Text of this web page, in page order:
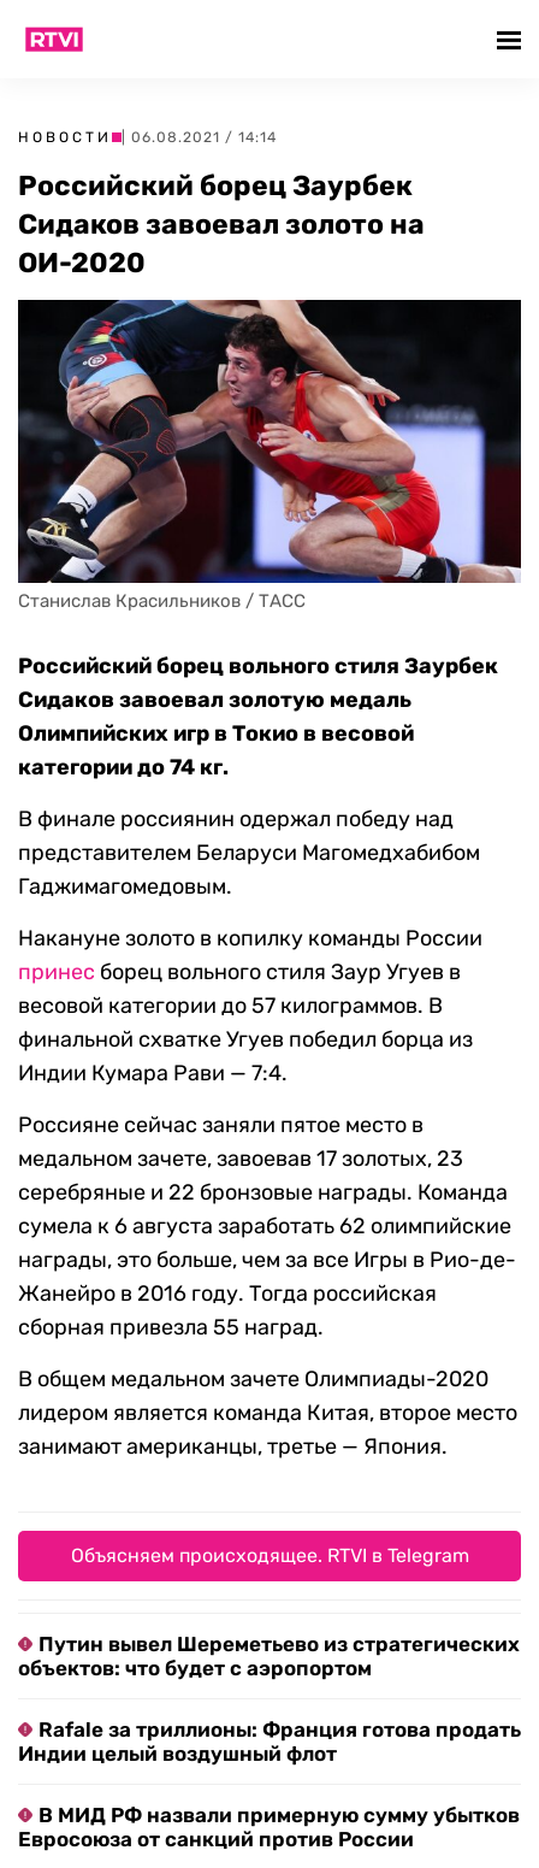
НОВОСТИ | 06.08.2021 / 14:14
Российский борец Заурбек
Сидаков завоевал золото на
ОИ-2020
Станислав Красильников / ТАСС
Российский борец вольного стиля Заурбек
Сидаков завоевал золотую медаль
Олимпийских игр в Токио в весовой
категории до 74 кг.
В финале россиянин одержал победу над
представителем Беларуси Магомедхабибом
Гаджимагомедовым.
Накануне золото в копилку команды России
принес борец вольного стиля Заур Угуев в
весовой категории до 57 килограммов. В
финальной схватке Угуев победил борца из
Индии Кумара Рави — 7:4.
Россияне сейчас заняли пятое место в
медальном зачете, завоевав 17 золотых, 23
серебряные и 22 бронзовые награды. Команда
сумела к 6 августа заработать 62 олимпийские
награды, это больше, чем за все Игры в Рио-де-
Жанейро в 2016 году. Тогда российская
сборная привезла 55 наград.
В общем медальном зачете Олимпиады-2020
лидером является команда Китая, второе место
занимают американцы, третье — Япония.
Объясняем происходящее. RTVI в Telegram
Путин вывел Шереметьево из стратегических
объектов: что будет с аэропортом
Rafale за триллионы: Франция готова продать
Индии целый воздушный флот
В МИД РФ назвали примерную сумму убытков
Евросоюза от санкций против России